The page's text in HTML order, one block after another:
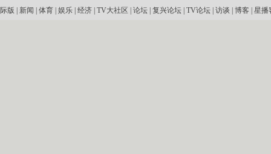
版 新闻 体育| 娱乐| 经济| TV大社区 论坛| 复兴论坛| TV论坛| 访谈 博客 星播